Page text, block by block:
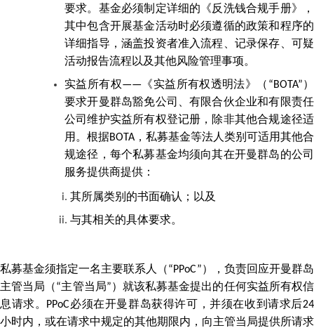
要求。基金必须制定详细的《反洗钱合规手册》，
其中包含开展基金活动时必须遵循的政策和程序的
详细指导，涵盖投资者准入流程、记录保存、可疑
活动报告流程以及其他风险管理事项。
实益所有权——《实益所有权透明法》（“BOTA”）
要求开曼群岛豁免公司、有限合伙企业和有限责任
公司维护实益所有权登记册，除非其他合规途径适
用。根据BOTA，私募基金等法人类别可适用其他合
规途径，每个私募基金均须向其在开曼群岛的公司
服务提供商提供：
其所属类别的书面确认；以及
与其相关的具体要求。
私募基金须指定一名主要联系人（“PPoC”），负责回应开曼群岛
主管当局（“主管当局”）就该私募基金提出的任何实益所有权信
息请求。PPoC必须在开曼群岛获得许可，并须在收到请求后24
小时内，或在请求中规定的其他期限内，向主管当局提供所请求